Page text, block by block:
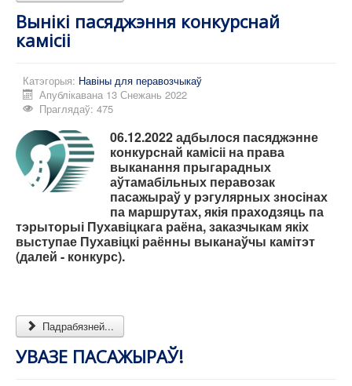
Вынікі пасяджэння конкурснай
камісіі
Катэгорыя: Навіны для перавозчыкаў
Апублікавана 13 Снежань 2022
Праглядаў: 475
06.12.2022 адбылося пасяджэнне
конкурснай камісіі на права
выканання прыгарадных
аўтамабільных перавозак
пасажыраў у рэгулярных зносінах
па маршрутах, якія праходзяць па
тэрыторыі Пухавіцкага раёна, заказчыкам якіх
выступае Пухавіцкі раённы выканаўчы камітэт
(далей - конкурс).
Падрабязней...
УВАЗЕ ПАСАЖЫРАЎ!